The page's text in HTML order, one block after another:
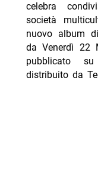
celebra
società
nuovo album
da Venerdì 22
pubblicato
distribuito da